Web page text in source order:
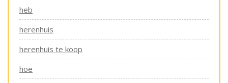
heb
herenhuis
herenhuis te koop
hoe